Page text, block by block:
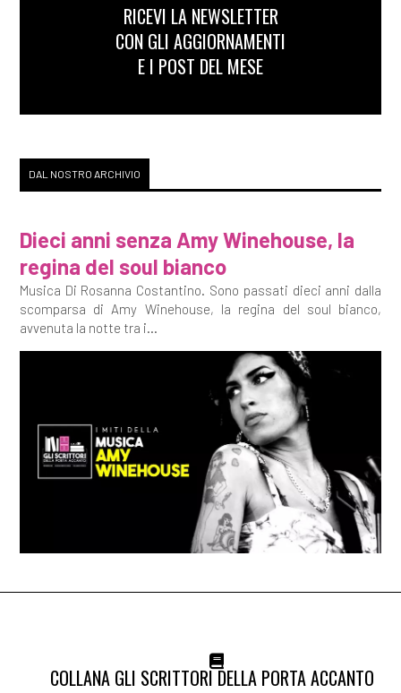
RICEVI LA NEWSLETTER
CON GLI AGGIORNAMENTI
E I POST DEL MESE
DAL NOSTRO ARCHIVIO
Dieci anni senza Amy Winehouse, la
regina del soul bianco
Musica Di Rosanna Costantino. Sono passati dieci anni dalla
scomparsa di Amy Winehouse, la regina del soul bianco,
avvenuta la notte tra i...
COLLANA GLI SCRITTORI DELLA PORTA ACCANTO